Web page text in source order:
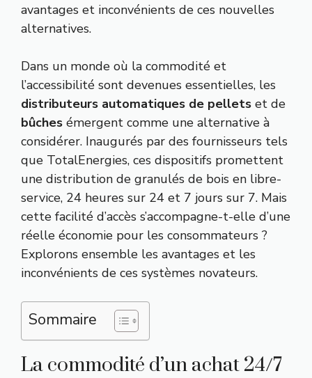
avantages et inconvénients de ces nouvelles
alternatives.
Dans un monde où la commodité et
l’accessibilité sont devenues essentielles, les
distributeurs automatiques de pellets et de
bûches émergent comme une alternative à
considérer. Inaugurés par des fournisseurs tels
que TotalEnergies, ces dispositifs promettent
une distribution de granulés de bois en libre-
service, 24 heures sur 24 et 7 jours sur 7. Mais
cette facilité d’accès s’accompagne-t-elle d’une
réelle économie pour les consommateurs ?
Explorons ensemble les avantages et les
inconvénients de ces systèmes novateurs.
Sommaire
La commodité d’un achat 24/7